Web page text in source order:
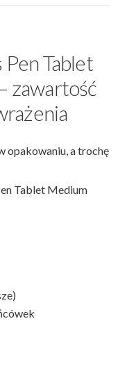
Tablet
zawartość
opakowaniu, a trochę
Tablet Medium